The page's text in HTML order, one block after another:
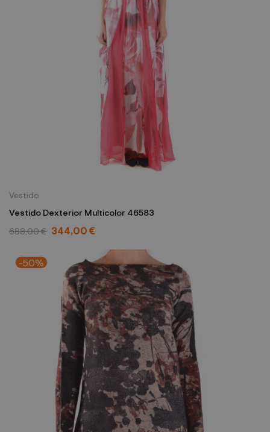
Vestido
Vestido Dexterior Multicolor 46583
688,00 € 344,00 €
-50%